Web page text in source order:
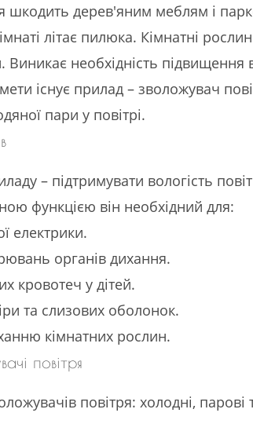
шкодить дерев'яним меблям і
літає пилюка. Кімнатні
необхідність підвищення
мети існує прилад – зволожувач
пари у повітрі.
– підтримувати вологість
функцією він необхідний для:
електрики.
органів дихання.
кровотеч у дітей.
та слизових оболонок.
кімнатних рослин.
повітря
повітря: холодні, парові